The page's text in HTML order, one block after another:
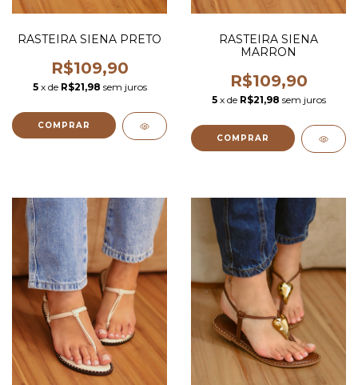
RASTEIRA SIENA PRETO
R$109,90
5 x de R$21,98 sem juros
COMPRAR
RASTEIRA SIENA
MARRON
R$109,90
5 x de R$21,98 sem juros
COMPRAR